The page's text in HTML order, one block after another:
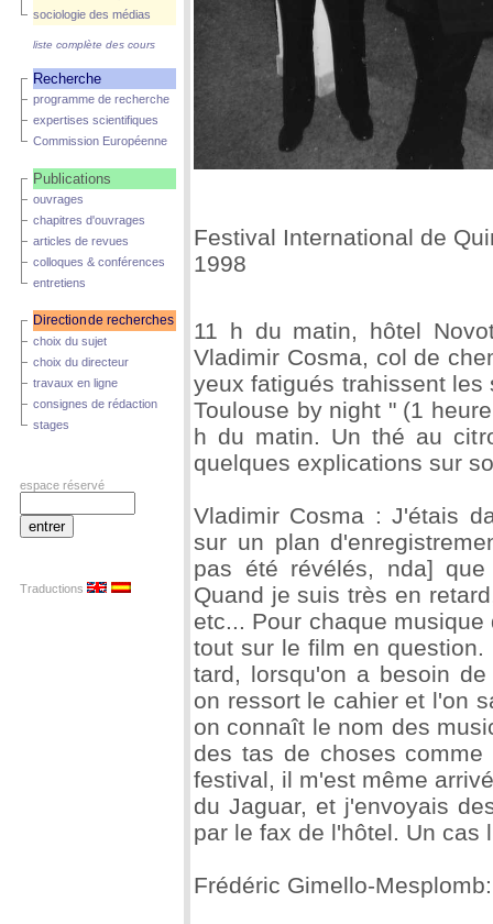
sociologie des médias
liste complète des cours
Recherche
programme de recherche
expertises scientifiques
Commission Européenne
Publications
ouvrages
chapitres d'ouvrages
articles de revues
colloques & conférences
entretiens
Directionde recherches
choix du sujet
choix du directeur
travaux en ligne
consignes de rédaction
stages
espace réservé
Traductions
Festival International de
1998
11 h du matin, hôtel
Vladimir Cosma, col de
yeux fatigués trahissent
Toulouse by night " (1
h du matin. Un thé au
quelques explications sur
Vladimir Cosma : J'étais
sur un plan
pas été révélés, nda]
Quand je suis très en
etc... Pour chaque
tout sur le film en
tard, lorsqu'on a besoin
on ressort le cahier et l'on
on connaît le nom des
des tas de choses
festival, il m'est même
du Jaguar, et j'envoyais
par le fax de l'hôtel. Un cas
Frédéric Gimello-